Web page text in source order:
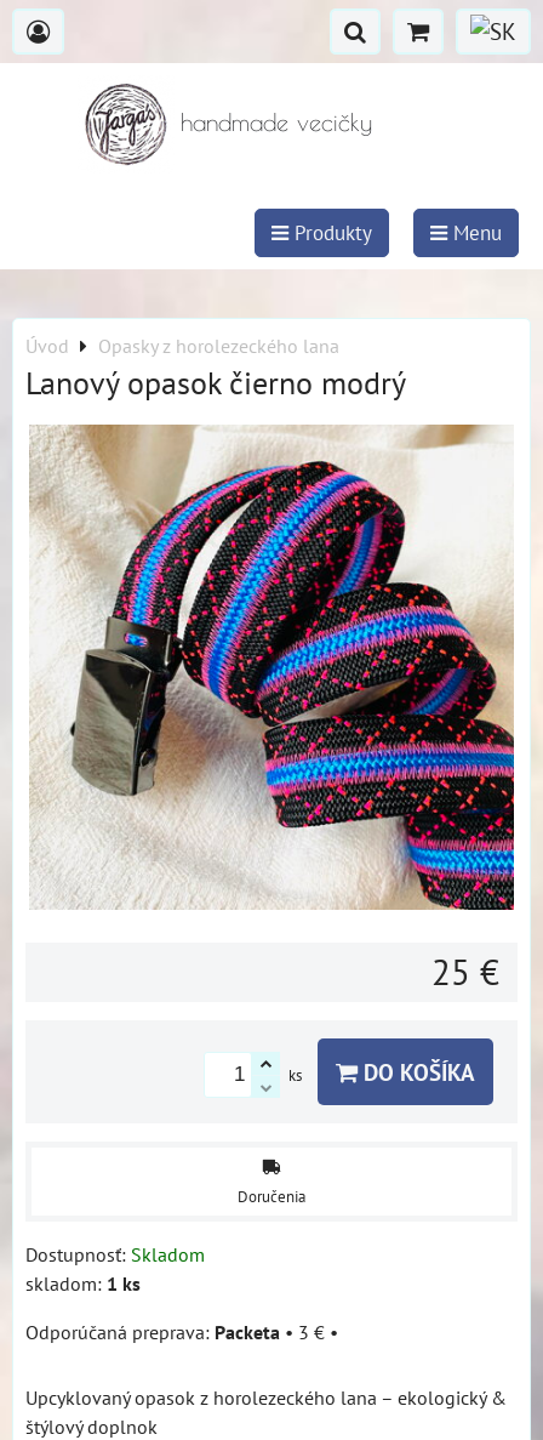
handmade vecičky
Produkty Menu
Úvod Opasky z horolezeckého lana
Lanový opasok čierno modrý
25 €
ks DO KOŠÍKA
Doručenia
Dostupnosť: Skladom
skladom: 1 ks
Packeta • 3 € •
Upcyklovaný opasok z horolezeckého lana – ekologický &
štýlový doplnok